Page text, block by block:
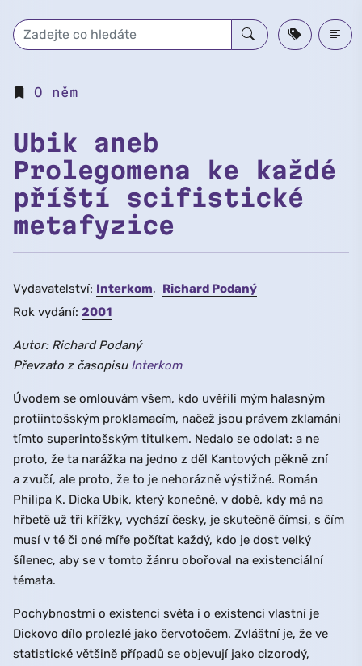
O něm
Ubik aneb
Prolegomena ke každé
příští scifistické
metafyzice
Vydavatelství: Interkom
Richard Podaný
Rok vydání: 2001
Autor: Richard Podaný
Převzato z časopisu Interkom
Úvodem se omlouvám všem, kdo uvěřili mým halasným
protiintošským proklamacím, načež jsou právem zklamáni
tímto superintošským titulkem. Nedalo se odolat: a ne
proto, že ta narážka na jedno z děl Kantových pěkně zní
a zvučí, ale proto, že to je nehorázně výstižné. Román
Philipa K. Dicka Ubik, který konečně, v době, kdy má na
hřbetě už tři křížky, vychází česky, je skutečně čímsi, s čím
musí v té či oné míře počítat každý, kdo je dost velký
šílenec, aby se v tomto žánru obořoval na existenciální
témata.
Pochybnostmi o existenci světa i o existenci vlastní je
Dickovo dílo prolezlé jako červotočem. Zvláštní je, že ve
statistické většině případů se objevují jako cizorodý,